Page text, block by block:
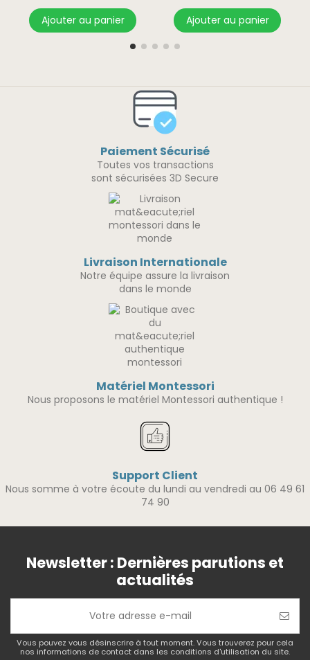
Ajouter au panier Ajouter au panier
Paiement Sécurisé
Toutes vos transactions
sont sécurisées 3D Secure
Livraison Internationale
Notre équipe assure la livraison
dans le monde
Matériel Montessori
Nous proposons le matériel Montessori authentique !
Support Client
Nous somme à votre écoute du lundi au vendredi au 06 49 61
74 90
Newsletter : Dernières parutions et
actualités
Vous pouvez vous désinscrire à tout moment. Vous trouverez pour cela
nos informations de contact dans les conditions d'utilisation du site.